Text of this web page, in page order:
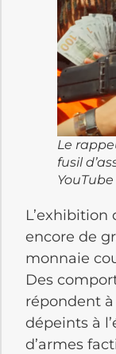
Le
fusil
YouTube
L’exhibition
encore de
monnaie
Des
répondent
dépeints à
d’armes